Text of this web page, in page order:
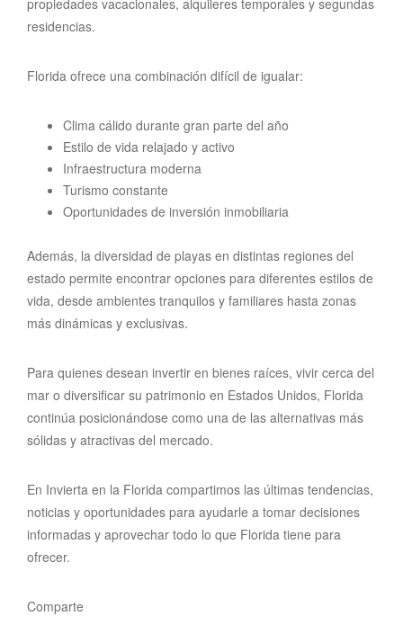
propiedades vacacionales, alquileres temporales y segundas
residencias.
Florida ofrece una combinación difícil de igualar:
Clima cálido durante gran parte del año
Estilo de vida relajado y activo
Infraestructura moderna
Turismo constante
Oportunidades de inversión inmobiliaria
Además, la diversidad de playas en distintas regiones del
estado permite encontrar opciones para diferentes estilos de
vida, desde ambientes tranquilos y familiares hasta zonas
más dinámicas y exclusivas.
Para quienes desean invertir en bienes raíces, vivir cerca del
mar o diversificar su patrimonio en Estados Unidos, Florida
continúa posicionándose como una de las alternativas más
sólidas y atractivas del mercado.
En Invierta en la Florida compartimos las últimas tendencias,
noticias y oportunidades para ayudarle a tomar decisiones
informadas y aprovechar todo lo que Florida tiene para
ofrecer.
Comparte